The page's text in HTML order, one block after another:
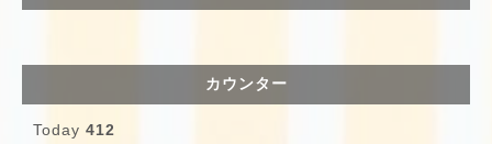
カウンター
Today 412